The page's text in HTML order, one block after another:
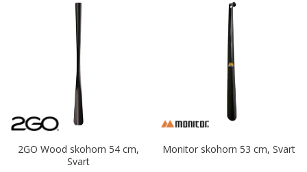
2GO Wood skohorn 54 cm,
Svart
Monitor skohorn 53 cm, Svart